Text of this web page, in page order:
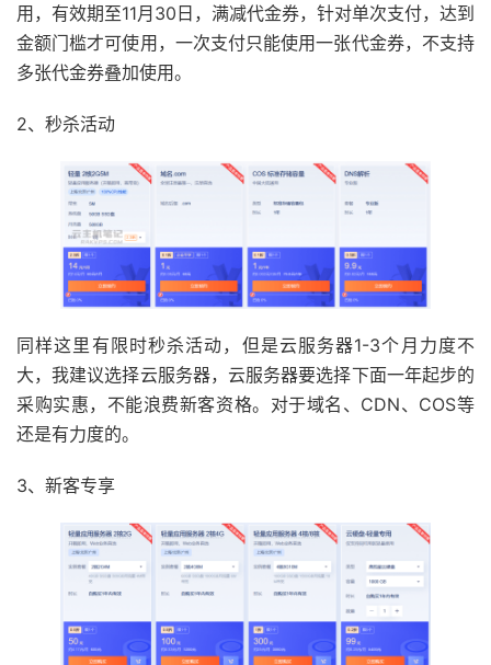
用，有效期至11月30日，满减代金券，针对单次支付，达到
金额门槛才可使用，一次支付只能使用一张代金券，不支持
多张代金券叠加使用。
2、秒杀活动
同样这里有限时秒杀活动，但是云服务器1-3个月力度不
大，我建议选择云服务器，云服务器要选择下面一年起步的
采购实惠，不能浪费新客资格。对于域名、CDN、COS等
还是有力度的。
3、新客专享